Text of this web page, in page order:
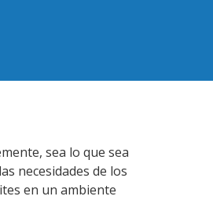
sea lo que sea
necesidades de los
en un ambiente